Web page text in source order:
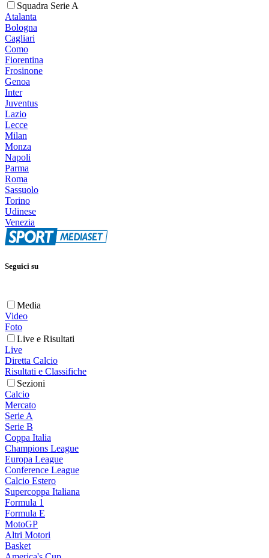
Squadra Serie A
Atalanta
Bologna
Cagliari
Como
Fiorentina
Frosinone
Genoa
Inter
Juventus
Lazio
Lecce
Milan
Monza
Napoli
Parma
Roma
Sassuolo
Torino
Udinese
Venezia
Seguici su
Media
Video
Foto
Live e Risultati
Live
Diretta Calcio
Risultati e Classifiche
Sezioni
Calcio
Mercato
Serie A
Serie B
Coppa Italia
Champions League
Europa League
Conference League
Calcio Estero
Supercoppa Italiana
Formula 1
Formula E
MotoGP
Altri Motori
Basket